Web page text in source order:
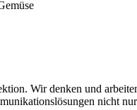
Wir denken und
nicht